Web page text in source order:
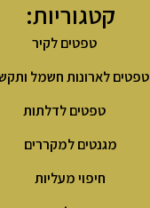
קטגוריות:
טפטים לקיר
טפטים לארונות חשמל
טפטים לדלתות
מגנטים למקררים
חיפוי מעליות